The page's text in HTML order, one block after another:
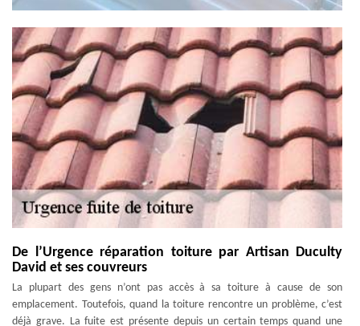
De l’Urgence réparation toiture par Artisan Duculty
David et ses couvreurs
La plupart des gens n’ont pas accès à sa toiture à cause de son
emplacement. Toutefois, quand la toiture rencontre un problème, c’est
déjà grave. La fuite est présente depuis un certain temps quand une